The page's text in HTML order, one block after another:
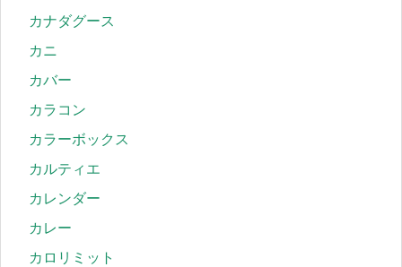
カナダグース
カニ
カバー
カラコン
カラーボックス
カルティエ
カレンダー
カレー
カロリミット